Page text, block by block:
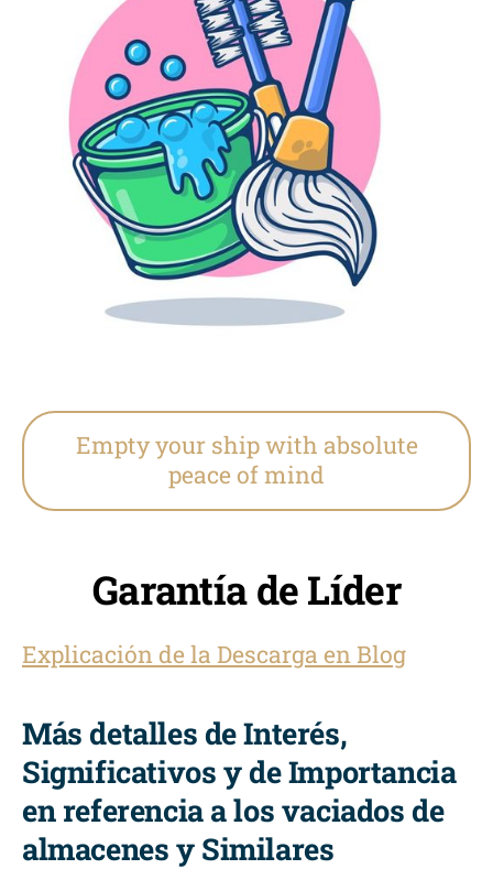
Empty your ship with absolute
peace of mind
Garantía de Líder
Explicación de la Descarga en Blog
Más detalles de Interés,
Significativos y de Importancia
en referencia a los vaciados de
almacenes y Similares